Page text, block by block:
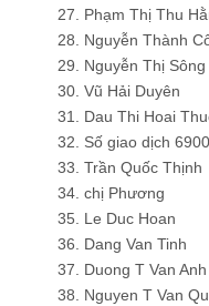
27. Phạm Thị Thu
28. Nguyễn Thành
29. Nguyễn Thị
30. Vũ Hải Duyên
31. Dau Thi Hoai
32. Số giao dịch
33. Trần Quốc Thịnh
34. chị Phương
35. Le Duc Hoan
36. Dang Van Tinh
37. Duong T Van
38. Nguyen T Van